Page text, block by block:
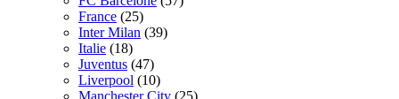
France (25)
Inter Milan (39)
Italie (18)
Juventus (47)
Liverpool (10)